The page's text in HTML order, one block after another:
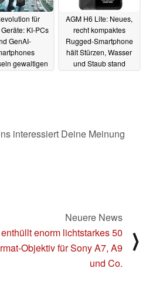
für
KI-PCs
GenAI-
gewaltigen
AGM H6 Lite: Neues,
recht kompaktes
Rugged-Smartphone
hält Stürzen, Wasser
und Staub stand
interessiert Deine Meinung
Neuere News
enorm lichtstarkes 50
Objektiv für Sony A7, A9
und Co.
⟩